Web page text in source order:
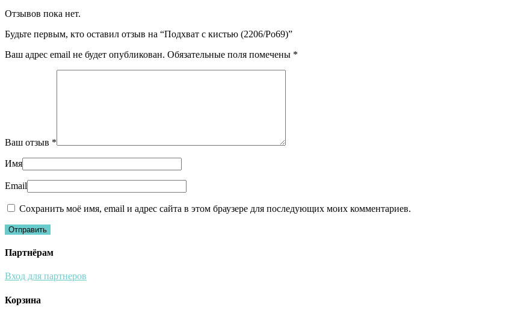
Отзывов пока нет.
Будьте первым, кто оставил отзыв на “Подхват с кистью (2206/Po69)”
Ваш адрес email не будет опубликован. Обязательные поля помечены *
Ваш отзыв *
Имя
Email
Сохранить моё имя, email и адрес сайта в этом браузере для последующих моих комментариев.
Партнёрам
Вход для партнеров
Корзина